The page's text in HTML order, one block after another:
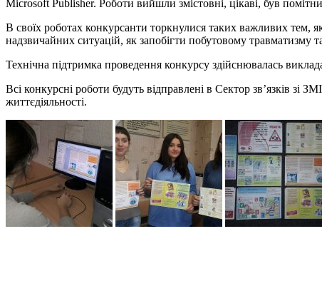
Microsoft Publisher. Роботи вийшли змістовні, цікаві, був
В своїх роботах конкурсанти торкнулися таких важливих тем,
надзвичайних ситуацій, як запобігти побутовому травматизму
Технічна підтримка проведення конкурсу здійснювалась
Всі конкурсні роботи будуть відправлені в Сектор зв’язків зі
життєдіяльності.